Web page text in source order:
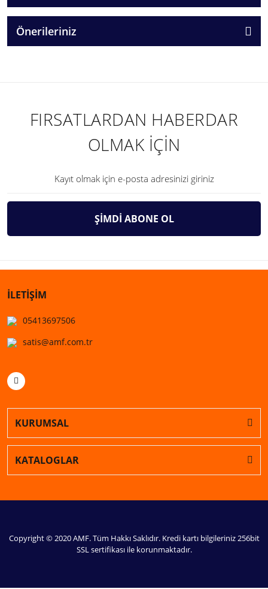
Önerileriniz
FIRSATLARDAN HABERDAR
OLMAK İÇİN
ŞİMDİ ABONE OL
İLETİŞİM
05413697506
satis@amf.com.tr
KURUMSAL
KATALOGLAR
Copyright © 2020 AMF. Tüm Hakkı Saklıdır. Kredi kartı bilgileriniz 256bit
SSL sertifikası ile korunmaktadır.